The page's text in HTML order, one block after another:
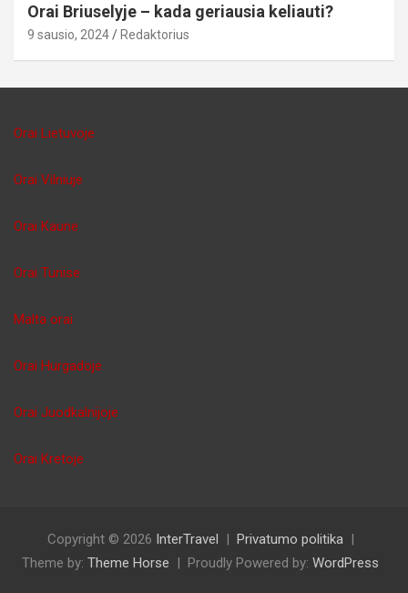
Orai Briuselyje – kada geriausia keliauti?
9 sausio, 2024 Redaktorius
Orai Lietuvoje
Orai Vilniuje
Orai Kaune
Orai Tunise
Malta orai
Orai Hurgadoje
Orai Juodkalnijoje
Orai Kretoje
Copyright © 2026 InterTravel
Privatumo politika
Theme by: Theme Horse Proudly Powered by: WordPress